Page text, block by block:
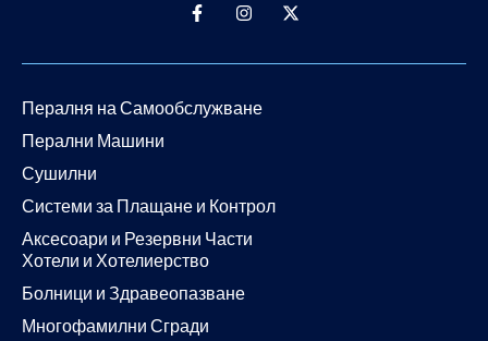
Пералня на Самообслужване
Перални Машини
Сушилни
Системи за Плащане и Контрол
Аксесоари и Резервни Части
Хотели и Хотелиерство
Болници и Здравеопазване
Многофамилни Сгради